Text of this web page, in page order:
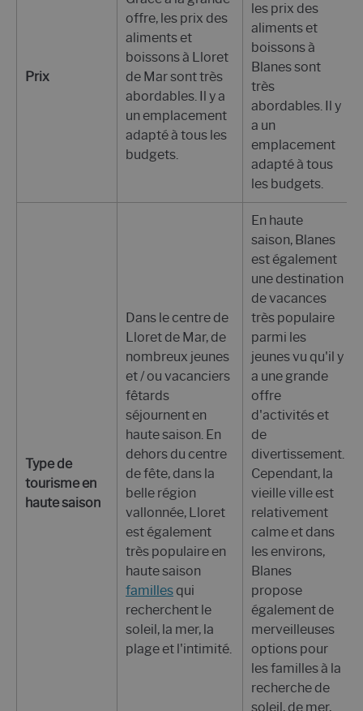
Prix
offre, les prix des
aliments et
boissons à Lloret
de Mar sont très
abordables. Il y a
un emplacement
adapté à tous les
budgets.
les prix des
aliments et
boissons à
Blanes sont
très
abordables. Il y
a un
emplacement
adapté à tous
les budgets.
Type de
tourisme en
haute saison
Dans le centre de
Lloret de Mar, de
nombreux jeunes
et / ou vacanciers
fêtards
séjournent en
haute saison. En
dehors du centre
de fête, dans la
belle région
vallonnée, Lloret
est également
très populaire en
haute saison
familles qui
recherchent le
soleil, la mer, la
plage et l'intimité.
En haute
saison, Blanes
est également
une destination
de vacances
très populaire
parmi les
jeunes vu qu'il y
a une grande
offre
d'activités et
de
divertissement.
Cependant, la
vieille ville est
relativement
calme et dans
les environs,
Blanes
propose
également de
merveilleuses
options pour
les familles à la
recherche de
soleil, de mer,